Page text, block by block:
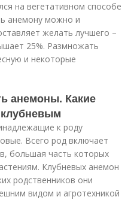
на вегетативном способе
анемону можно и
желать лучшего –
25%. Размножать
и некоторые
анемоны. Какие
к роду
Всего род включает
большая часть которых
Клубневых анемон
родственников они
видом и агротехникой